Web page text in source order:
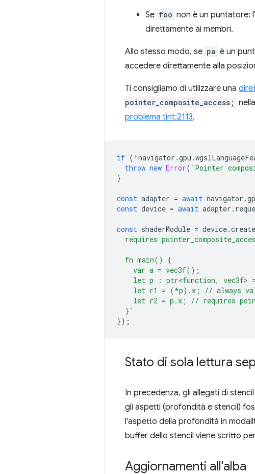
Se foo non è un puntatore:
direttamente ai membri.
Allo stesso modo, se pa è un
accedere direttamente alla
Ti consigliamo di utilizzare una
pointer_composite_access;
problema tint:2113.
if ( ! navigator .gpu .
throw new Error( `Pointer
}
const adapter = await navigator .
const device = await adapter .
const shaderModule = device.
requires
  fn main() {
    var a = vec3f();
let p : ptr<function, vec3f>
let r1 = (*p).x; // always
let r2 = p.x; // requires
  }`
});
Stato di sola lettura
In precedenza, gli allegati di
gli aspetti (profondità e stencil)
l'aspetto della profondità in
buffer dello stencil viene scritto
Aggiornamenti all'alba